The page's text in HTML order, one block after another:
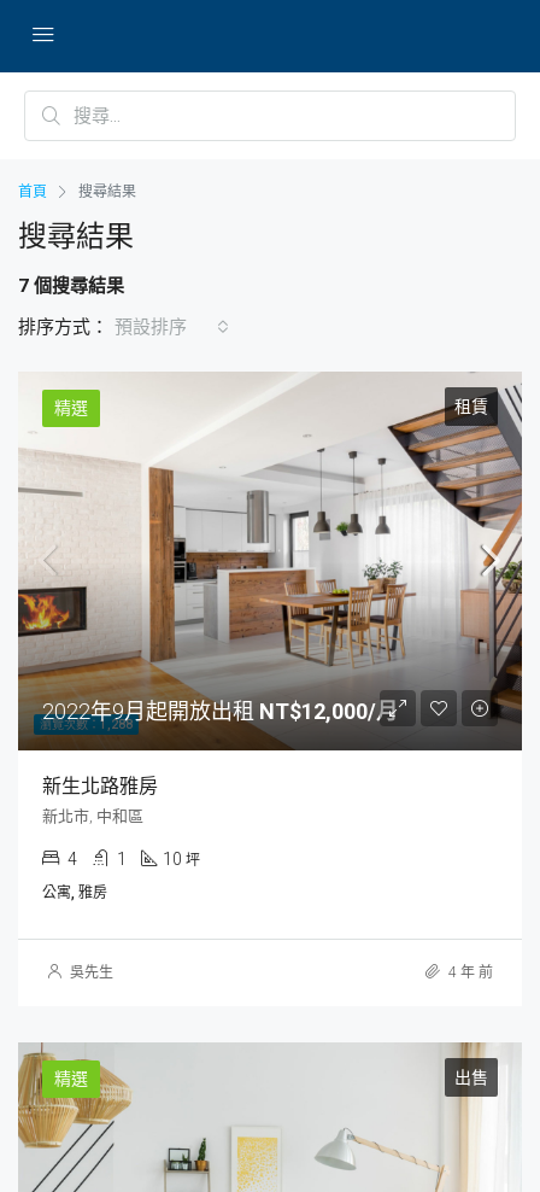
首頁 搜尋結果
搜尋結果
7 個搜尋結果
排序方式：
預設排序
精選 租賃
瀏覽次數：1,288
2022年9月起開放出租 NT$12,000/月
新生北路雅房
新北市, 中和區
4 1 10 坪
公寓, 雅房
吳先生 4 年 前
精選 出售